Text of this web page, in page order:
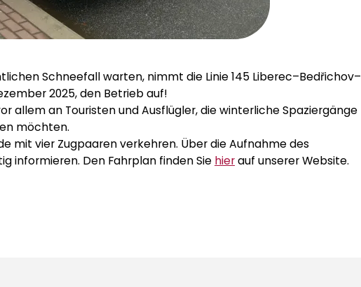
Schneefall warten, nimmt die Linie 145 Liberec–Bedřichov–
2025, den Betrieb auf!
allem an Touristen und Ausflügler, die winterliche Spaziergänge
möchten.
mit vier Zugpaaren verkehren. Über die Aufnahme des
informieren. Den Fahrplan finden Sie hierauf unserer Website.